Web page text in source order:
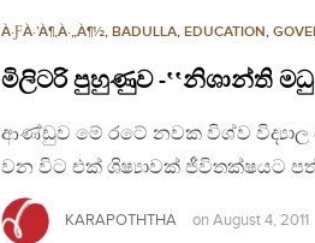
À·ƑÀ·’À¶‚À·„À¶½, BADULLA, EDUCATION,
මිලිටරි පුහුණුව -‛‛නිශාන්ති
ආණ්ඩුව මේ රටේ නවක විශ්ව විද්‍යාල
වන විට එක් ශිෂ්‍යාවක් ජීවිතක්ෂයට
KARAPOTHTHA on August 4, 2011